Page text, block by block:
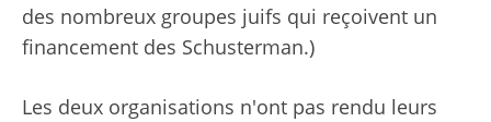
des nombreux groupes juifs qui reçoivent un
financement des Schusterman.)
Les deux organisations n'ont pas rendu leurs